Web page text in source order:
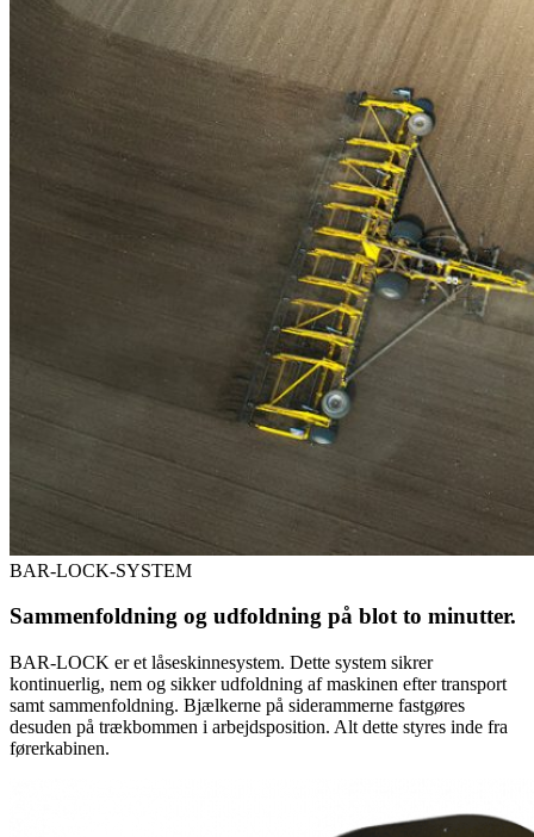
BAR-LOCK-SYSTEM
Sammenfoldning og udfoldning på blot to minutter.
BAR-LOCK er et låseskinnesystem. Dette system sikrer
kontinuerlig, nem og sikker udfoldning af maskinen efter transport
samt sammenfoldning. Bjælkerne på siderammerne fastgøres
desuden på trækbommen i arbejdsposition. Alt dette styres inde fra
førerkabinen.